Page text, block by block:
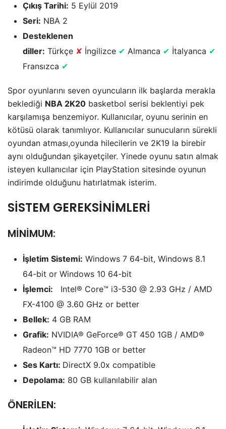
Çıkış Tarihi: 5 Eylül 2019
Seri: NBA 2
Desteklenen
diller: Türkçe ✘ İngilizce ✔ Almanca ✔ İtalyanca ✔
Fransızca ✔
Spor oyunlarını seven oyuncuların ilk başlarda merakla
beklediği NBA 2K20 basketbol serisi beklentiyi pek
karşılamışa benzemiyor. Kullanıcılar, oyunu serinin en
kötüsü olarak tanımlıyor. Kullanıcılar sunucuların sürekli
oyundan atması,oyunda hilecilerin ve 2K19 la birebir
aynı olduğundan şikayetçiler. Yinede oyunu satın almak
isteyen kullanıcılar için PlayStation sitesinde oyunun
indirimde olduğunu hatırlatmak isterim.
SİSTEM GEREKSİNİMLERİ
MİNİMUM:
İşletim Sistemi: Windows 7 64-bit, Windows 8.1
64-bit or Windows 10 64-bit
İşlemci: Intel® Core™ i3-530 @ 2.93 GHz / AMD
FX-4100 @ 3.60 GHz or better
Bellek: 4 GB RAM
Grafik: NVIDIA® GeForce® GT 450 1GB / AMD®
Radeon™ HD 7770 1GB or better
Ses Kartı: DirectX 9.0x compatible
Depolama: 80 GB kullanılabilir alan
ÖNERİLEN: